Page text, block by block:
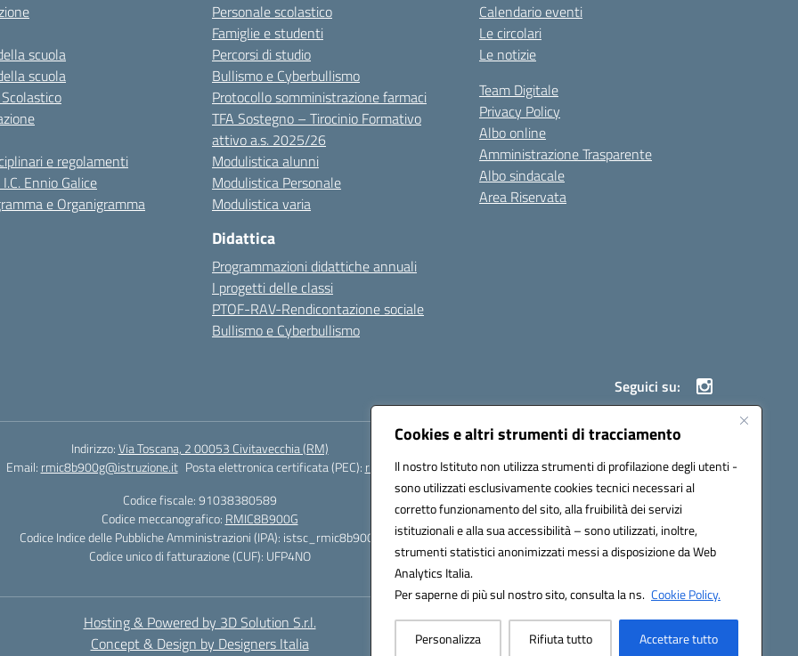
Cookies e altri strumenti di tracciamento
Il nostro Istituto non utilizza strumenti di profilazione degli utenti -
sono utilizzati esclusivamente cookies tecnici necessari al
corretto funzionamento del sito, alla fruibilità dei servizi
istituzionali e alla sua accessibilità – sono utilizzati, inoltre,
strumenti statistici anonimizzati messi a disposizione da Web
Analytics Italia.
Per saperne di più sul nostro sito, consulta la ns. Cookie Policy.
Personalizza Rifiuta tutto Accettare tutto
scuola
scuola
e regolamenti
Ennio Galice
e Organigramma
Personale scolastico
Famiglie e studenti
Percorsi di studio
Bullismo e Cyberbullismo
Protocollo somministrazione farmaci
TFA Sostegno – Tirocinio Formativo
attivo a.s. 2025/26
Modulistica alunni
Modulistica Personale
Modulistica varia
Didattica
Programmazioni didattiche annuali
I progetti delle classi
PTOF-RAV-Rendicontazione sociale
Bullismo e Cyberbullismo
Calendario eventi
Le circolari
Le notizie
Team Digitale
Privacy Policy
Albo online
Amministrazione Trasparente
Albo sindacale
Area Riservata
Seguici su:
Indirizzo:Via Toscana, 2 00053 Civitavecchia (RM)
Email: rmic8b900g@istruzione.it Posta elettronica certificata (PEC): rmic8b900g@pec.istruzione.it
Codice fiscale: 91038380589
Codice meccanografico: RMIC8B900G
Codice Indice delle Pubbliche Amministrazioni (IPA): istsc_rmic8b900g
Codice unico di fatturazione (CUF): UFP4NO
Hosting & Powered by 3D Solution S.r.l.
Concept & Design by Designers Italia